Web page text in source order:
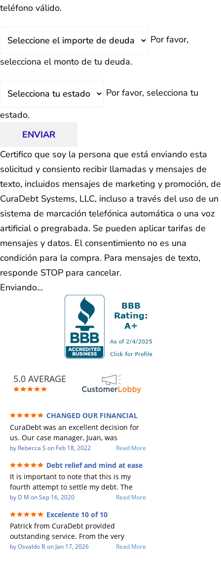
teléfono válido.
Por favor,
selecciona el monto de tu deuda.
Por favor, selecciona tu
estado.
ENVIAR
Certifico que soy la persona que está enviando esta
solicitud y consiento recibir llamadas y mensajes de
texto, incluidos mensajes de marketing y promoción, de
CuraDebt Systems, LLC, incluso a través del uso de un
sistema de marcación telefónica automática o una voz
artificial o pregrabada. Se pueden aplicar tarifas de
mensajes y datos. El consentimiento no es una
condición para la compra. Para mensajes de texto,
responde STOP para cancelar.
Enviando...
5.0 AVERAGE
CHANGED OUR FINANCIAL
FUTURE (credit 200 Points / 90 K in debt
GONE)
CuraDebt was an excellent decision for
us. Our case manager, Juan, was
incredible to work with. He and Julio
Every communication was quickly
responded to and all of our questions
were answered. We were able to clear
up in excess of 90 K in debt in a few
years with a manageable payment.
start over and do things the right way.
The collection calls ALL stopped,
CuraDebt handled everything. We had
by Rebecca S on Feb 18, 2022 Read More
Debt relief and mind at ease
It is important to note that this is my
fourth attempt to settle my debt. The
first debt settlement company gave me
a debtor listing me as a charge off on my
credit report, even though they are paid
to date and I am making payments. The
second debt settlement company made
by D M onSep 16, 2020 Read More
Excelente 10 of 10
Patrick from CuraDebt provided
outstanding service. From the very
beginning, he was professional, patient,
byOsvaldo B on Jan 17, 2026 Read More